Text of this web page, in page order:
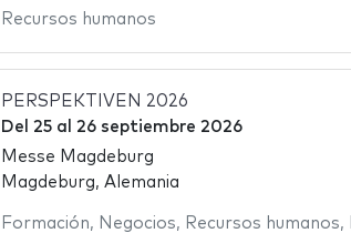
Recursos humanos
PERSPEKTIVEN 2026
Del 25al 26 septiembre 2026
Messe Magdeburg
Magdeburg, Alemania
Formación, Negocios, Recursos humanos,